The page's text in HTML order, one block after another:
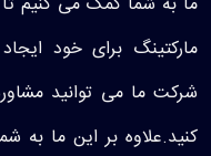
برای خود ایجاد
ما می توانید مشاوره
بر این ما به شما